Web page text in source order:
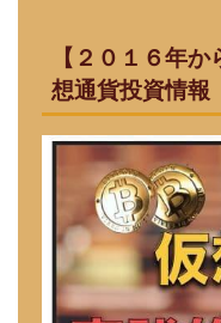
【２０１６年
想通貨投資情報